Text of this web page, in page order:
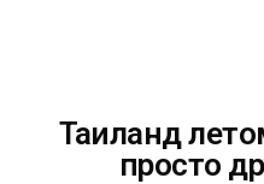
Таиланд
просто